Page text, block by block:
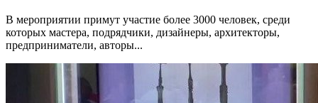
В мероприятии примут участие более 3000 человек, среди
которых мастера, подрядчики, дизайнеры, архитекторы,
предприниматели, авторы...